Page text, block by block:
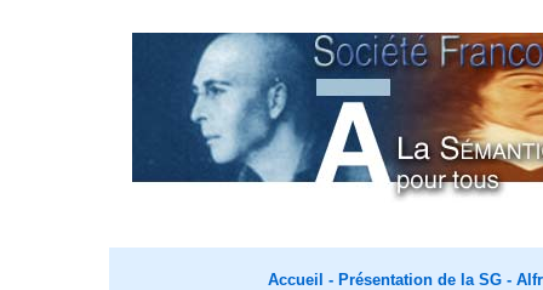
Accueil - Présentation de la SG -